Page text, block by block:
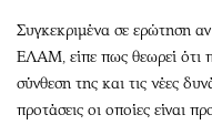
Συγκεκριμένα σε ερώτηση
ΕΛΑΜ, είπε πως θεωρεί ότι
σύνθεση της και τις νέες
προτάσεις οι οποίες είναι